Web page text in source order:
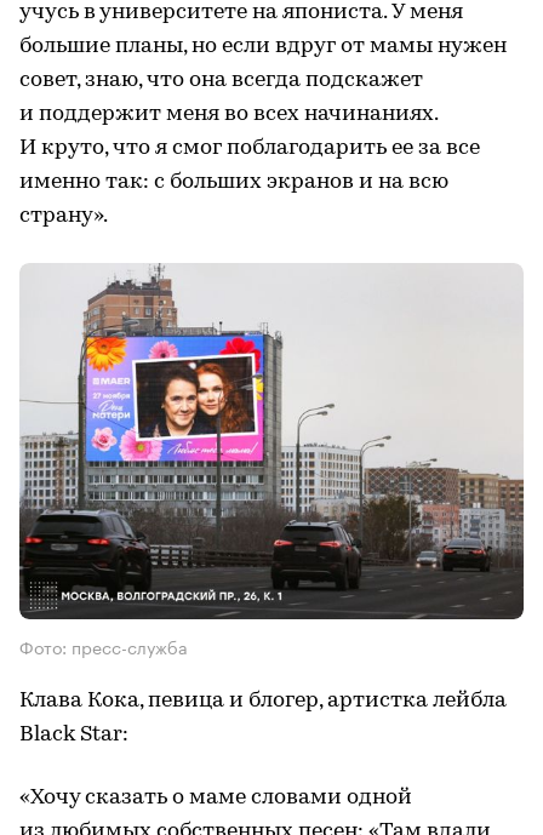
учусь в университете на япониста. У меня
большие планы, но если вдруг от мамы нужен
совет, знаю, что она всегда подскажет
и поддержит меня во всех начинаниях.
И круто, что я смог поблагодарить ее за все
именно так: с больших экранов и на всю
страну».
Фото: пресс-служба
Клава Кока, певица и блогер, артистка лейбла
Black Star:
«Хочу сказать о маме словами одной